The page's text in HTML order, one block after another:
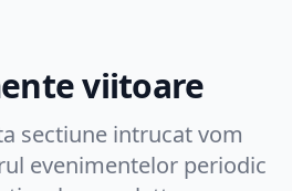
viitoare
sectiune intrucat vom
evenimentelor periodic